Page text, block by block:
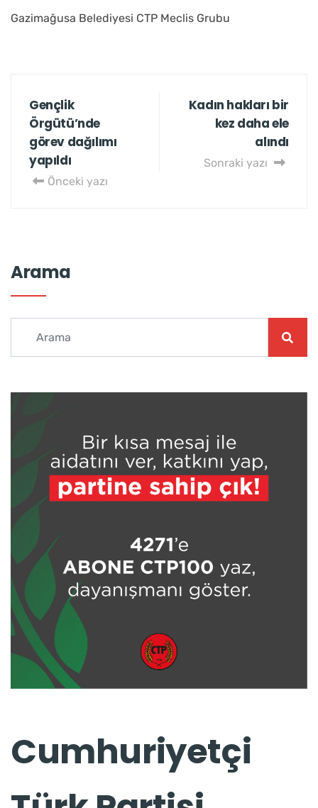
Gazimağusa Belediyesi CTP Meclis Grubu
Gençlik
Örgütü’nde
görev dağılımı
yapıldı
Önceki yazı
Kadın hakları bir
kez daha ele
alındı
Sonraki yazı
Arama
Cumhuriyetçi